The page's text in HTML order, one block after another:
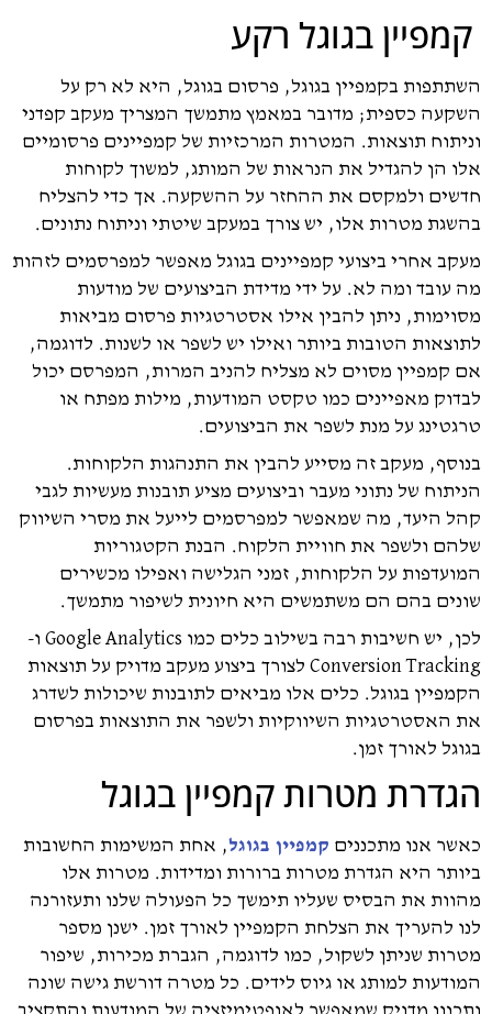
קמפיין בגוגל רקע
השתתפות בקמפיין בגוגל, פרסום בגוגל, היא לא רק על
השקעה כספית; מדובר במאמץ מתמשך המצריך מעקב קפדני
וניתוח תוצאות. המטרות המרכזיות של קמפיינים פרסומיים
אלו הן להגדיל את הנראות של המותג, למשוך לקוחות
חדשים ולמקסם את ההחזר על ההשקעה. אך כדי להצליח
בהשגת מטרות אלו, יש צורך במעקב שיטתי וניתוח נתונים.
מעקב אחרי ביצועי קמפיינים בגוגל מאפשר למפרסמים לזהות
מה עובד ומה לא. על ידי מדידת הביצועים של מודעות
מסוימות, ניתן להבין אילו אסטרטגיות פרסום מביאות
לתוצאות הטובות ביותר ואילו יש לשפר או לשנות. לדוגמה,
אם קמפיין מסוים לא מצליח להניב המרות, המפרסם יכול
לבדוק מאפיינים כמו טקסט המודעות, מילות מפתח או
טרגטינג על מנת לשפר את הביצועים.
בנוסף, מעקב זה מסייע להבין את התנהגות הלקוחות.
הניתוח של נתוני מעבר וביצועים מציע תובנות מעשיות לגבי
קהל היעד, מה שמאפשר למפרסמים לייעל את מסרי השיווק
שלהם ולשפר את חוויית הלקוח. הבנת הקטגוריות
המועדפות על הלקוחות, זמני הגלישה ואפילו מכשירים
שונים בהם הם משתמשים היא חיונית לשיפור מתמשך.
לכן, יש חשיבות רבה בשילוב כלים כמו Google Analytics ו-
Conversion Tracking לצורך ביצוע מעקב מדויק על תוצאות
הקמפיין בגוגל. כלים אלו מביאים לתובנות שיכולות לשדרג
את האסטרטגיות השיווקיות ולשפר את התוצאות בפרסום
בגוגל לאורך זמן.
הגדרת מטרות קמפיין בגוגל
כאשר אנו מתכננים קמפיין בגוגל, אחת המשימות החשובות
ביותר היא הגדרת מטרות ברורות ומדידות. מטרות אלו
מהוות את הבסיס שעליו תימשך כל הפעולה שלנו ותעזורנה
לנו להעריך את הצלחת הקמפיין לאורך זמן. ישנן מספר
מטרות שניתן לשקול, כמו לדוגמה, הגברת מכירות, שיפור
המודעות למותג או גיוס לידים. כל מטרה דורשת גישה שונה